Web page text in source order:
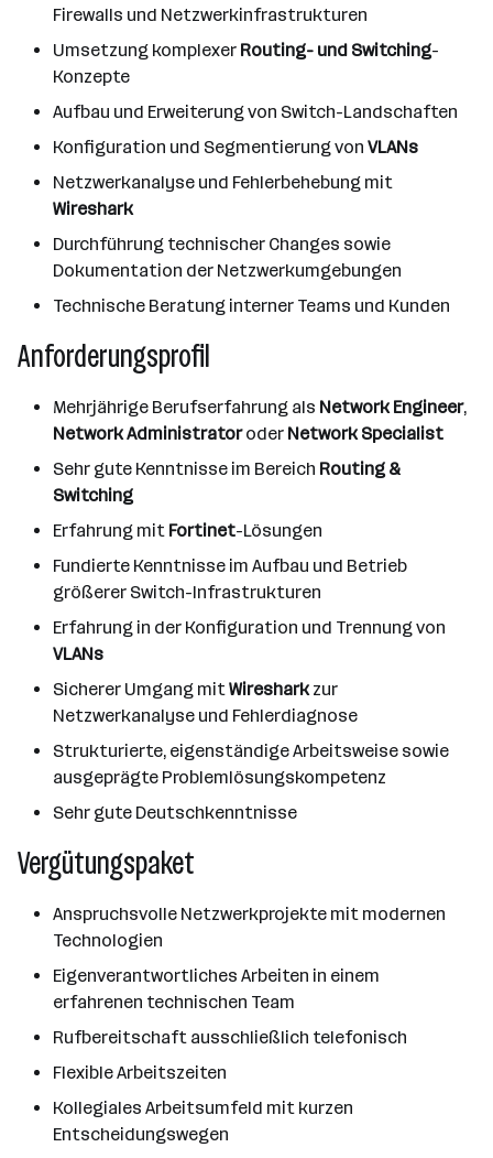
Firewalls und Netzwerkinfrastrukturen
Umsetzung komplexer Routing- und Switching-
Konzepte
Aufbau und Erweiterung von Switch-Landschaften
Konfiguration und Segmentierung von VLANs
Netzwerkanalyse und Fehlerbehebung mit
Wireshark
Durchführung technischer Changes sowie
Dokumentation der Netzwerkumgebungen
Technische Beratung interner Teams und Kunden
Anforderungsprofil
Mehrjährige Berufserfahrung als Network Engineer,
Network Administratoroder Network Specialist
Sehr gute Kenntnisse im Bereich Routing &
Switching
Erfahrung mit Fortinet-Lösungen
Fundierte Kenntnisse im Aufbau und Betrieb
größerer Switch-Infrastrukturen
Erfahrung in der Konfiguration und Trennung von
VLANs
Sicherer Umgang mitWiresharkzur
Netzwerkanalyse und Fehlerdiagnose
Strukturierte, eigenständige Arbeitsweise sowie
ausgeprägte Problemlösungskompetenz
Sehr gute Deutschkenntnisse
Vergütungspaket
Anspruchsvolle Netzwerkprojekte mit modernen
Technologien
Eigenverantwortliches Arbeiten in einem
erfahrenen technischen Team
Rufbereitschaft ausschließlich telefonisch
Flexible Arbeitszeiten
Kollegiales Arbeitsumfeld mit kurzen
Entscheidungswegen